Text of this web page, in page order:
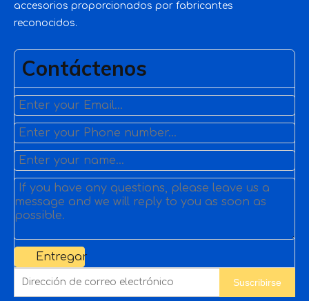
accesorios proporcionados por fabricantes
reconocidos.
Contáctenos
Entregar
Suscribirse